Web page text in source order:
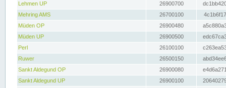
Lehmen UP
26900700
Mehring AMS
26700100
Müden OP
26900480
Müden UP
26900500
Perl
26100100
Ruwer
26500150
Sankt Aldegund OP
26900080
Sankt Aldegund UP
26900100